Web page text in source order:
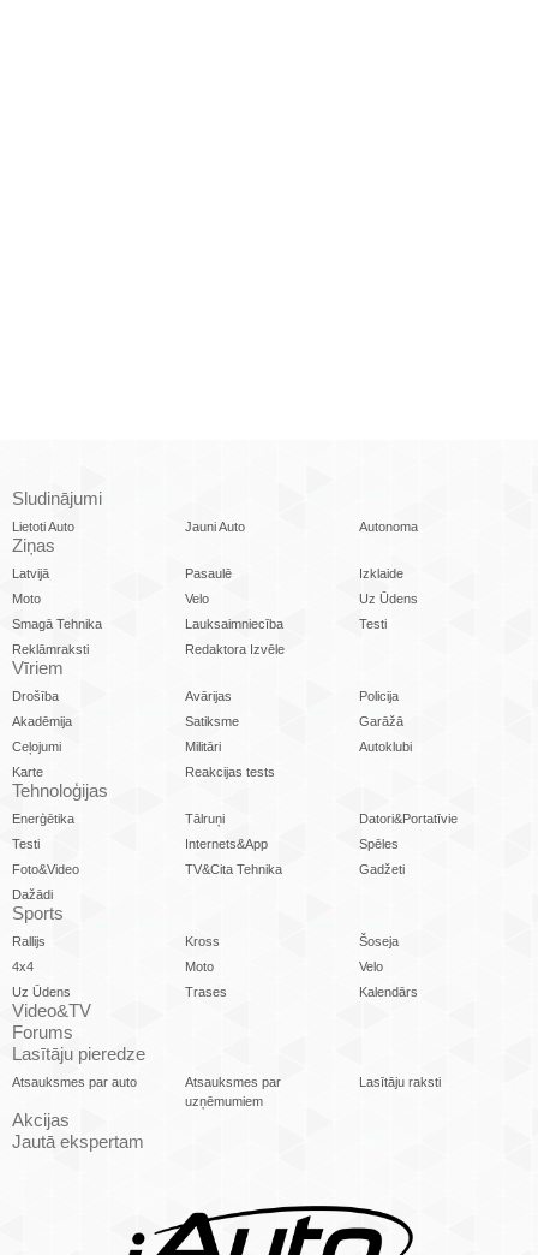
Sludinājumi
Lietoti Auto Jauni Auto Autonoma
Ziņas
Latvijā Pasaulē
Izklaide
Moto
Velo
Uz Ūdens
Smagā Tehnika
Lauksaimniecība
Testi
Reklāmraksti
Redaktora Izvēle
Vīriem
Drošība Avārijas
Policija
Akadēmija
Satiksme
Garāžā
Ceļojumi
Militāri
Autoklubi
Karte
Reakcijas tests
Tehnoloģijas
Enerģētika Tālruņi
Datori&Portatīvie
Testi
Internets&App
Spēles
Foto&Video
TV&Cita Tehnika
Gadžeti
Dažādi
Sports
Rallijs Kross
Šoseja
4x4
Moto
Velo
Uz Ūdens
Trases Kalendārs
Video&TV
Forums
Lasītāju pieredze
Atsauksmes par auto
Atsauksmes par
uzņēmumiem
Lasītāju raksti
Akcijas
Jautā ekspertam